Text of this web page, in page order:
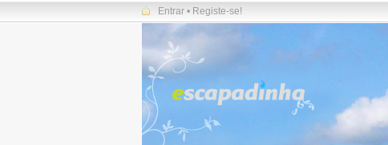
Entrar • Registe-se!